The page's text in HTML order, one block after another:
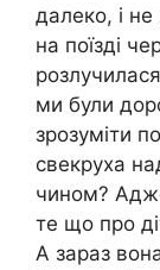
далеко, і
на поїзді
ми були
зрозуміти
свекруха
чином?
те що про
А зараз